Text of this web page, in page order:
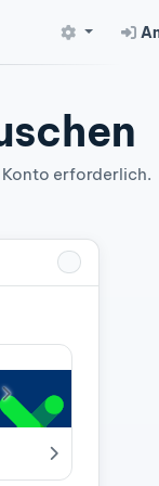
erforderlich.